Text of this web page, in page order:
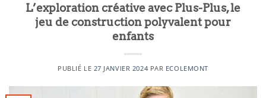
L’exploration créative avec Plus-Plus, le
jeu de construction polyvalent pour
enfants
PUBLIÉ LE 27 JANVIER 2024 PAR ECOLEMONT